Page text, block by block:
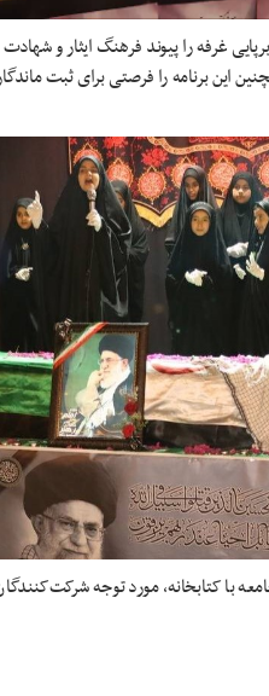
غرفه را پیوند فرهنگ ایثار و
این برنامه را فرصتی برای ثبت
با کتابخانه، مورد توجه